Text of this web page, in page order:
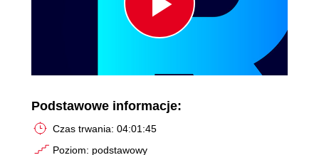
Play
Video
Podstawowe informacje:
Czas trwania: 04:01:45
Poziom: podstawowy